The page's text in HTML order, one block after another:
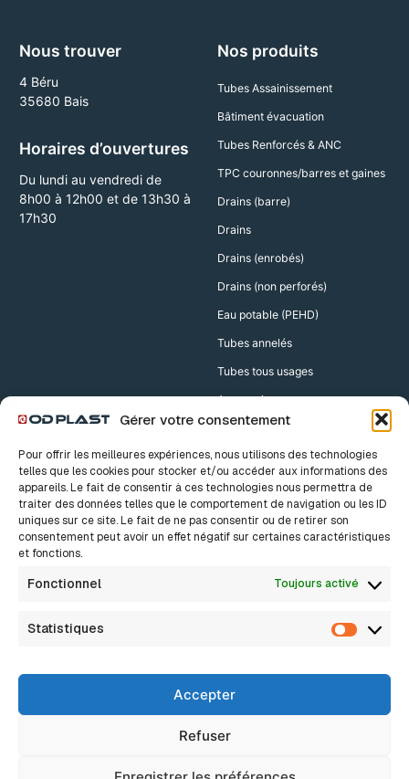
Gérer votre consentement
Pour offrir les meilleures expériences, nous utilisons des technologies
telles que les cookies pour stocker et/ou accéder aux informations des
appareils. Le fait de consentir à ces technologies nous permettra de
traiter des données telles que le comportement de navigation ou les ID
uniques sur ce site. Le fait de ne pas consentir ou de retirer son
consentement peut avoir un effet négatif sur certaines caractéristiques
et fonctions.
Fonctionnel Toujours activé
Statistiques
Accepter
Refuser
Nous trouver
4 Béru
35680 Bais
Horaires d’ouvertures
Du lundi au vendredi de
8h00 à 12h00 et de 13h30 à
17h30
Nos produits
Tubes Assainissement
Bâtiment évacuation
Tubes Renforcés & ANC
TPC couronnes/barres et gaines
Drains (barre)
Drains
Drains (enrobés)
Drains (non perforés)
Eau potable (PEHD)
Tubes annelés
Tubes tous usages
Accessoires
Accessoires Drains
Accessoires TPC
Nos solutions
Bâtiment
Industrie
Assainissement Non Collectif
A propos
Innovation, c’est sacré
Nos métiers